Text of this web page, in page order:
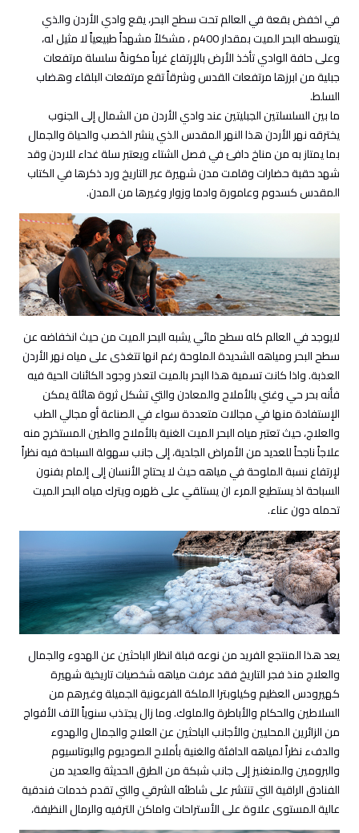
في اخفض بقعة في العالم تحت سطح البحر، يقع وادي الأردن والذي
يتوسطه البحر الميت بمقدار 400م ، مشكلاً مشهداً طبيعياً لا مثيل له،
وعلى حافة الوادي تأخذ الأرض بالإرتفاع غرباً مكونةً سلسلة مرتفعات
جبلية من ابرزها مرتفعات القدس وشرقاً تقع مرتفعات البلقاء وهضاب
السلط.
ما بين السلسلتين الجبليتين عند وادي الأردن من الشمال إلى الجنوب
يخترقه نهر الأردن هذا النهر المقدس الذي ينشر الخصب والحياة والجمال
بما يمتاز به من مناخ دافئ في فصل الشتاء ويعتبر سلة غداء للاردن وقد
شهد حقبة حضارات وقامت مدن شهيرة عبر التاريخ ورد ذكرها في الكتاب
المقدس كسدوم وعامورة وادما وزوار وغيرها من المدن.
لايوجد في العالم كله سطح مائي يشبه البحر الميت من حيث انخفاضه عن
سطح البحر ومياهه الشديدة الملوحة رغم انها تتغذى على مياه نهر الأردن
العذبة. واذا كانت تسمية هذا البحر بالميت لتعذر وجود الكائنات الحية فيه
فأنه بحر حي وغني بالأملاح والمعادن والتي تشكل ثروة هائلة يمكن
الإستفادة منها في مجالات متعددة سواء في الصناعة أو مجالي الطب
والعلاج، حيث تعتبر مياه البحر الميت الغنية بالأملاح والطين المستخرج منه
علاجاً ناجحاً للعديد من الأمراض الجلدية، إلى جانب سهولة السباحة فيه نظراً
لإرتفاع نسبة الملوحة في مياهه حيث لا يحتاج الأنسان إلى إلمام بفنون
السباحة اذ يستطيع المرء ان يستلقي على ظهره ويترك مياه البحر الميت
تحمله دون عناء.
يعد هذا المنتجع الفريد من نوعه قبلة انظار الباحثين عن الهدوء والجمال
والعلاج منذ فجر التاريخ فقد عرفت مياهه شخصيات تاريخية شهيرة
كهيرودس العظيم وكيلوبترا الملكة الفرعونية الجميلة وغيرهم من
السلاطين والحكام والأباطرة والملوك. وما زال يجتذب سنوياً الآف الأفواج
من الزائرين المحليين والأجانب الباحثين عن العلاج والجمال والهدوء
والدفء نظراً لمياهه الدافئة والغنية بأملاح الصوديوم والبوتاسيوم
والبرومين والمنغنيز إلى جانب شبكة من الطرق الحديثة والعديد من
الفنادق الراقية التي تنتشر على شاطئه الشرقي والتي تقدم خدمات فندقية
عالية المستوى علاوة على الأستراحات واماكن الترفيه والرمال النظيفة،